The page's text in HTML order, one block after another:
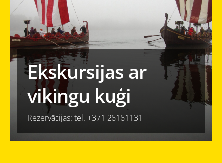
Ekskursijas ar
vikingu kuģi
Rezervācijas: tel. +371 26161131